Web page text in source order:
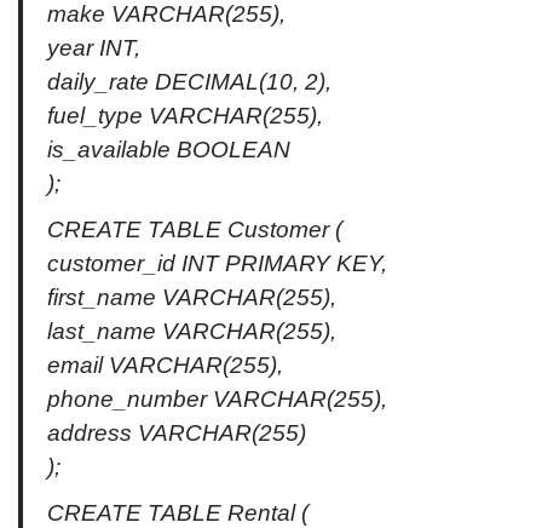
make VARCHAR(255),
year INT,
daily_rate DECIMAL(10, 2),
fuel_type VARCHAR(255),
is_available BOOLEAN
);
CREATE TABLE Customer (
customer_id INT PRIMARY KEY,
first_name VARCHAR(255),
last_name VARCHAR(255),
email VARCHAR(255),
phone_number VARCHAR(255),
address VARCHAR(255)
);
CREATE TABLE Rental (